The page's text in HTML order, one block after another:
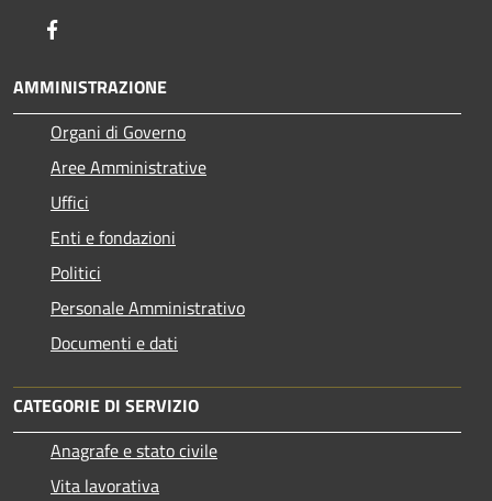
AMMINISTRAZIONE
Organi di Governo
Aree Amministrative
Uffici
Enti e fondazioni
Politici
Personale Amministrativo
Documenti e dati
CATEGORIE DI SERVIZIO
Anagrafe e stato civile
Vita lavorativa